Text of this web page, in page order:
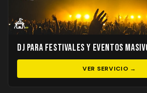
🎪
DJ para Festivales y Eventos
VER SERVICIO →